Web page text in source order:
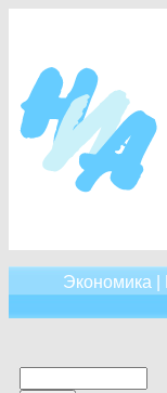
Экономика